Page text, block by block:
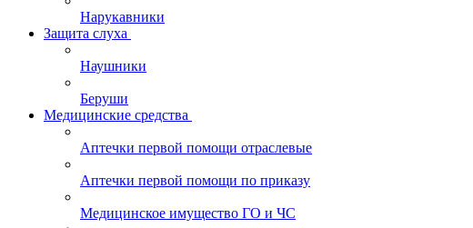
Нарукавники
Защита слуха
Наушники
Беруши
Медицинские средства
Аптечки первой помощи отраслевые
Аптечки первой помощи по приказу
Медицинское имущество ГО и ЧС